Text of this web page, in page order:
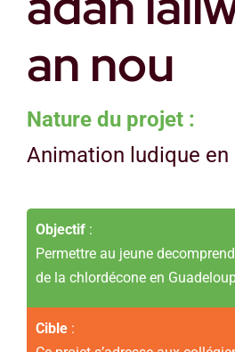
an nou
Nature du projet :
Animation ludique en
Objectif:
Permettre au jeune
de la chlordécone en
Cible: